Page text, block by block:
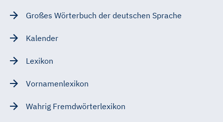
Großes Wörterbuch der deutschen Sprache
Kalender
Lexikon
Vornamenlexikon
Wahrig Fremdwörterlexikon